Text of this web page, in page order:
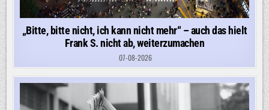
„Bitte, bitte nicht, ich kann nicht mehr“ – auch das hielt
Frank S. nicht ab, weiterzumachen
07-08-2026